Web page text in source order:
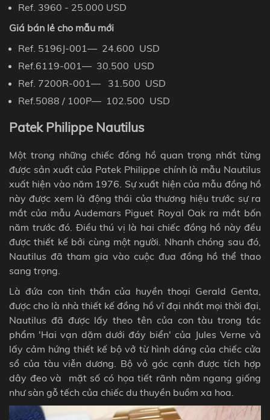
Ref. 3960 - 25.000 USD
Giá bán lẻ cho mẫu mới
Ref. 5196J-001— 24.600 USD
Ref. 6119-001— 30.500 USD
Ref. 7200R-001— 31.500 USD
Ref. 5088 / 100P— 102.500 USD
Patek PhilippeNautilus
Một trong những chiếc đồng hồ quan trọng nhất từng
được sản xuất của Patek Philippe chính là mẫu Nautilus
xuất hiện vào năm 1976. Sự xuất hiện của mẫu đồng hồ
này được xem là động thái của thương hiệu trước sự ra
mắt của mẫu Audemars Piguet Royal Oak ra mắt bốn
năm trước đó. Điều thú vị là hai chiếc đồng hồ này đều
được thiết kế bởi cùng một người. Nhanh chóng sau đó,
Nautilus đã tham gia vào cuộc đua đồng hồ thể thao
sang trọng.
Là đứa con tinh thần của huyền thoại Gerald Genta,
được cho là nhà thiết kế đồng hồ vĩ đại nhất mọi thời đại,
Nautilus đã được lấy theo tên của con tàu trong tác
phẩm 'Hai vạn dặm dưới đáy biển' của Jules Verne và
lấy cảm hứng thiết kế bộ vở từ hình dáng của chiếc cửa
sổ của tàu viễn dương. Bộ vỏ góc cạnh được tích hợp
dây đeo và mặt số có họa tiết rãnh nằm ngang giống
như sàn gỗ tếch của chiếc du thuyền buồm xa hoa.